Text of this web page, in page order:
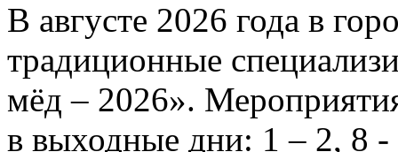
В августе 2026 года в
традиционные
мёд – 2026».
в выходные дни: 1 – 2, 8 -